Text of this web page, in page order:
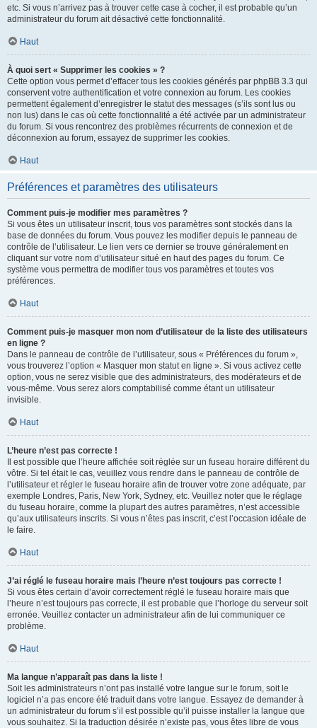
etc. Si vous n’arrivez pas à trouver cette case à cocher, il est probable qu’un
administrateur du forum ait désactivé cette fonctionnalité.
Haut
À quoi sert « Supprimer les cookies » ?
Cette option vous permet d’effacer tous les cookies générés par phpBB 3.3 qui
conservent votre authentification et votre connexion au forum. Les cookies
permettent également d’enregistrer le statut des messages (s’ils sont lus ou
non lus) dans le cas où cette fonctionnalité a été activée par un administrateur
du forum. Si vous rencontrez des problèmes récurrents de connexion et de
déconnexion au forum, essayez de supprimer les cookies.
Haut
Préférences et paramètres des utilisateurs
Comment puis-je modifier mes paramètres ?
Si vous êtes un utilisateur inscrit, tous vos paramètres sont stockés dans la
base de données du forum. Vous pouvez les modifier depuis le panneau de
contrôle de l’utilisateur. Le lien vers ce dernier se trouve généralement en
cliquant sur votre nom d’utilisateur situé en haut des pages du forum. Ce
système vous permettra de modifier tous vos paramètres et toutes vos
préférences.
Haut
Comment puis-je masquer mon nom d’utilisateur de la liste des utilisateurs
en ligne ?
Dans le panneau de contrôle de l’utilisateur, sous « Préférences du forum »,
vous trouverez l’option « Masquer mon statut en ligne ». Si vous activez cette
option, vous ne serez visible que des administrateurs, des modérateurs et de
vous-même. Vous serez alors comptabilisé comme étant un utilisateur
invisible.
Haut
L’heure n’est pas correcte !
Il est possible que l’heure affichée soit réglée sur un fuseau horaire différent du
vôtre. Si tel était le cas, veuillez vous rendre dans le panneau de contrôle de
l’utilisateur et régler le fuseau horaire afin de trouver votre zone adéquate, par
exemple Londres, Paris, New York, Sydney, etc. Veuillez noter que le réglage
du fuseau horaire, comme la plupart des autres paramètres, n’est accessible
qu’aux utilisateurs inscrits. Si vous n’êtes pas inscrit, c’est l’occasion idéale de
le faire.
Haut
J’ai réglé le fuseau horaire mais l’heure n’est toujours pas correcte !
Si vous êtes certain d’avoir correctement réglé le fuseau horaire mais que
l’heure n’est toujours pas correcte, il est probable que l’horloge du serveur soit
erronée. Veuillez contacter un administrateur afin de lui communiquer ce
problème.
Haut
Ma langue n’apparaît pas dans la liste !
Soit les administrateurs n’ont pas installé votre langue sur le forum, soit le
logiciel n’a pas encore été traduit dans votre langue. Essayez de demander à
un administrateur du forum s’il est possible qu’il puisse installer la langue que
vous souhaitez. Si la traduction désirée n’existe pas, vous êtes libre de vous